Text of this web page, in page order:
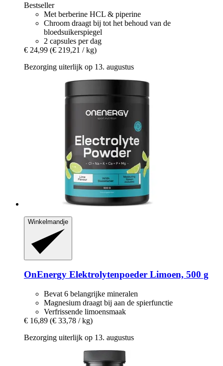
Bestseller
Met berberine HCL & piperine
Chroom draagt bij tot het behoud van de
bloedsuikerspiegel
2 capsules per dag
€ 24,99 (€ 219,21 / kg)
Bezorging uiterlijk op 13. augustus
Winkelmandje
OnEnergy Elektrolytenpoeder Limoen, 500 g
Bevat 6 belangrijke mineralen
Magnesium draagt bij aan de spierfunctie
Verfrissende limoensmaak
€ 16,89 (€ 33,78 / kg)
Bezorging uiterlijk op 13. augustus